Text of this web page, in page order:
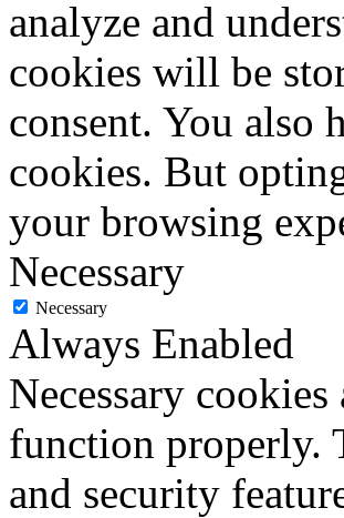
analyze and
cookies will be
consent. You also
cookies. But
your browsing
Necessary
Necessary
Always Enabled
Necessary
function properly.
and security